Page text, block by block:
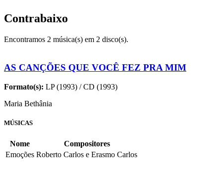
Contrabaixo
Encontramos 2 música(s) em 2 disco(s).
AS CANÇÕES QUE VOCÊ FEZ PRA MIM
Formato(s): LP (1993) / CD (1993)
Maria Bethânia
MÚSICAS
Nome
Compositores
Emoções Roberto Carlos e Erasmo Carlos